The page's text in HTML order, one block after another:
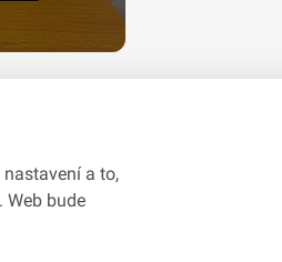
a to,
Web bude